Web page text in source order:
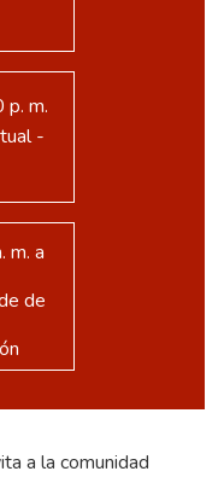
p. m.
-
m. a
de
a la comunidad